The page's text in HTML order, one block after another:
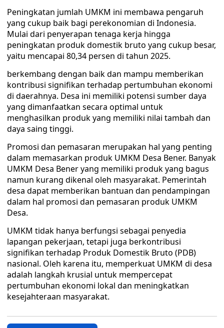
Peningkatan jumlah UMKM ini membawa pengaruh
yang cukup baik bagi perekonomian di Indonesia.
Mulai dari penyerapan tenaga kerja hingga
peningkatan produk domestik bruto yang cukup besar,
yaitu mencapai 80,34 persen di tahun 2025.
berkembang dengan baik dan mampu memberikan
kontribusi signifikan terhadap pertumbuhan ekonomi
di daerahnya. Desa ini memiliki potensi sumber daya
yang dimanfaatkan secara optimal untuk
menghasilkan produk yang memiliki nilai tambah dan
daya saing tinggi.
Promosi dan pemasaran merupakan hal yang penting
dalam memasarkan produk UMKM Desa Bener. Banyak
UMKM Desa Bener yang memiliki produk yang bagus
namun kurang dikenal oleh masyarakat. Pemerintah
desa dapat memberikan bantuan dan pendampingan
dalam hal promosi dan pemasaran produk UMKM
Desa.
UMKM tidak hanya berfungsi sebagai penyedia
lapangan pekerjaan, tetapi juga berkontribusi
signifikan terhadap Produk Domestik Bruto (PDB)
nasional. Oleh karena itu, memperkuat UMKM di desa
adalah langkah krusial untuk mempercepat
pertumbuhan ekonomi lokal dan meningkatkan
kesejahteraan masyarakat.